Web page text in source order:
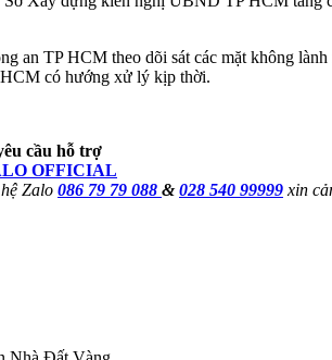
an TP HCM theo dõi sát các mặt không
có hướng xử lý kịp thời.
cầu hỗ trợ
OFFICIAL
Zalo 086 79 79 088 &028 540 99999 xin